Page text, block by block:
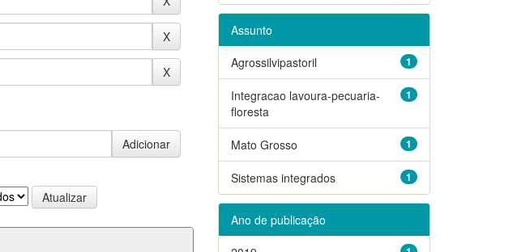
Assunto
1
Agrossilvipastoril
1
Integracao lavoura-pecuaria-
floresta
1
Mato Grosso
1
Sistemas integrados
Ano de publicação